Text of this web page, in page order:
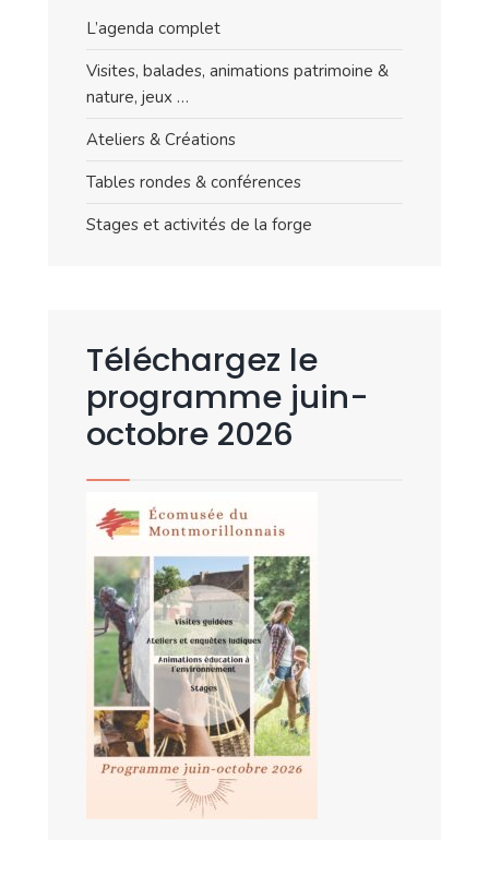
L’agenda complet
Visites, balades, animations patrimoine &
nature, jeux …
Ateliers & Créations
Tables rondes & conférences
Stages et activités de la forge
Téléchargez le
programme juin-
octobre 2026